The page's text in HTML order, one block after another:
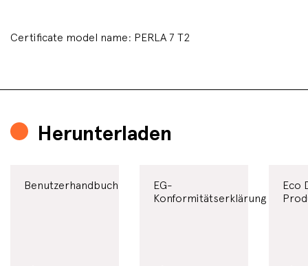
Certificate model name: PERLA 7 T2
Herunterladen
Benutzerhandbuch
EG-
Konformitätserklärung
Eco